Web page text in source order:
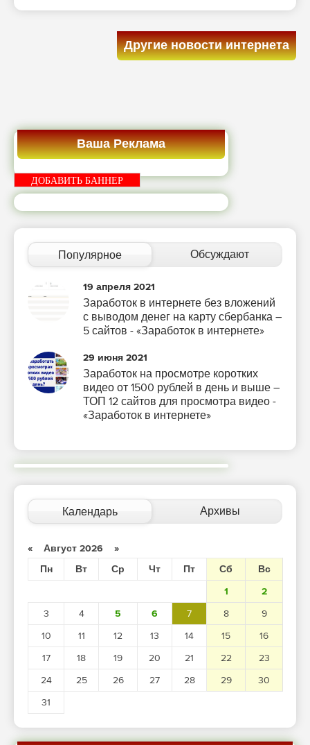
Другие новости интернета
Ваша Реклама
ДОБАВИТЬ БАННЕР
Популярное Обсуждают
19 апреля 2021
Заработок в интернете без вложений
с выводом денег на карту сбербанка –
5 сайтов - «Заработок в интернете»
29 июня 2021
Заработок на просмотре коротких
видео от 1500 рублей в день и выше –
ТОП 12 сайтов для просмотра видео -
«Заработок в интернете»
Календарь Архивы
« Август 2026 »
Пн
Вт Ср Чт Пт Сб
Вс
1
2
3
4 5 6 7 8
9
10
11 12 13 14 15
16
17
18 19 20 21 22
23
24
25 26 27 28 29
30
31